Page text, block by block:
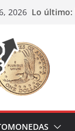
2026 Lo último: